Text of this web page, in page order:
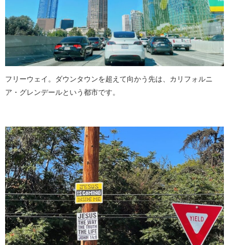
フリーウェイ。ダウンタウンを超えて向かう先は、カリフォルニ
ア・グレンデールという都市です。